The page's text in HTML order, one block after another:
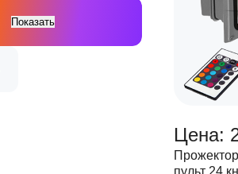
Цена:
пульт 24